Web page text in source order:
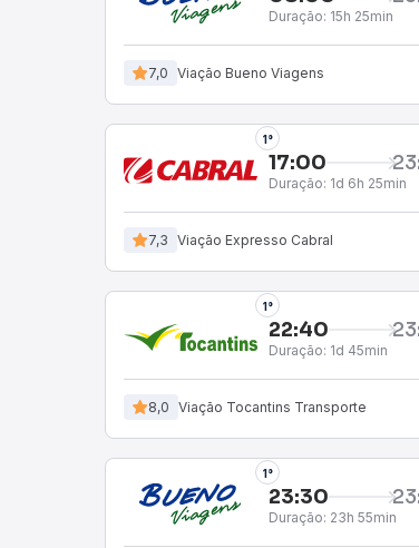
Duração: 15h 25min
7,0 Viação Bueno Viagens
1°
17:00
Duração: 1d 6h 25min
7,3 Viação Expresso Cabral
1°
22:40
Duração: 1d 45min
8,0 Viação Tocantins Transporte
1°
23:30
Duração: 23h 55min